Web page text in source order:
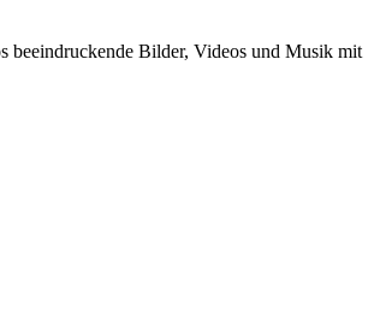
beeindruckende Bilder, Videos und Musik mit